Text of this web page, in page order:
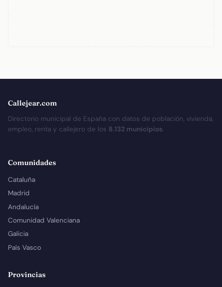
Callejear.com
Directorio municipal de España con datos de población, vivienda,
empleo, renta y callejero de los 8.132 municipios.
Comunidades
Cataluña
Madrid
Andalucía
Comunidad Valenciana
Galicia
País Vasco
Provincias